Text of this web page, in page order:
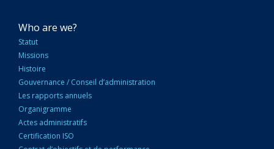
NAVIGATION
PRINCIPALE
Who are we?
Statut
Missions
Histoire
Gouvernance / Conseil d’administration
Les rapports annuels
Organigramme
Actes administratifs
Certification ISO